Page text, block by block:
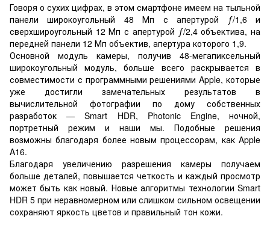
Говоря о сухих цифрах, в этом смартфоне имеем на тыльной
панели широкоугольный 48 Мп с апертурой ƒ/1,6 и
сверхшироугольный 12 Мп с апертурой ƒ/2,4 объектива, на
передней панели 12 Мп объектив, апертура которого 1,9.
Основной модуль камеры, получив 48-мегапиксельный
широкоугольный модуль, больше всего раскрывается в
совместимости с программными решениями Apple, которые
уже достигли замечательных результатов в
вычислительной фотографии по дому собственных
разработок — Smart HDR, Photonic Engine, ночной,
портретный режим и наши мы. Подобные решения
возможны благодаря более новым процессорам, как Apple
A16.
Благодаря увеличению разрешения камеры получаем
больше деталей, повышается четкость и каждый просмотр
может быть как новый. Новые алгоритмы технологии Smart
HDR 5 при неравномерном или слишком сильном освещении
сохраняют яркость цветов и правильный тон кожи.